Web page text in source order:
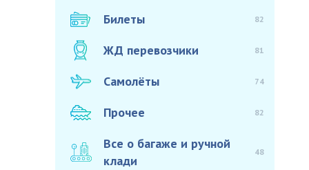
Билеты 82
ЖД перевозчики 81
Самолёты 74
Прочее 82
Все о багаже и ручной
клади
48